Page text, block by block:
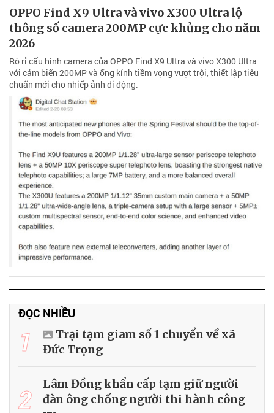
OPPO Find X9 Ultra và vivo X300 Ultra lộ
thông số camera 200MP cực khủng cho năm
2026
Rò rỉ cấu hình camera của OPPO Find X9 Ultra và vivo X300 Ultra
với cảm biến 200MP và ống kính tiềm vọng vượt trội, thiết lập tiêu
chuẩn mới cho nhiếp ảnh di động.
ĐỌC NHIỀU
1
Trại tạm giam số 1 chuyển về xã
Đức Trọng
2
Lâm Đồng khẩn cấp tạm giữ người
đàn ông chống người thi hành công